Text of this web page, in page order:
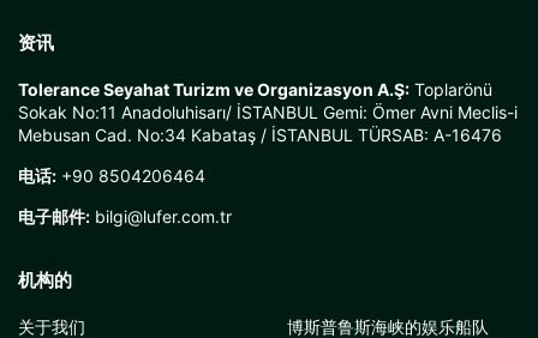
资讯
Tolerance Seyahat Turizm ve Organizasyon A.Ş: Toplarönü
Sokak No:11 Anadoluhisarı/ İSTANBUL Gemi: Ömer Avni Meclis-i
Mebusan Cad. No:34 Kabataş / İSTANBUL TÜRSAB: A-16476
电话: +90 8504206464
电子邮件: bilgi@lufer.com.tr
机构的
关于我们
博斯普鲁斯海峡的娱乐船队